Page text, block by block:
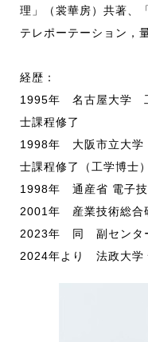
理」（裳華房）共著、
テレポーテーション，
経歴：
1995年 名古屋大学
士課程修了
1998年 大阪市立大
士課程修了（工学博士）
1998年 通産省 電子
2001年 産業技術総合
2023年 同 副センタ
2024年より 法政大